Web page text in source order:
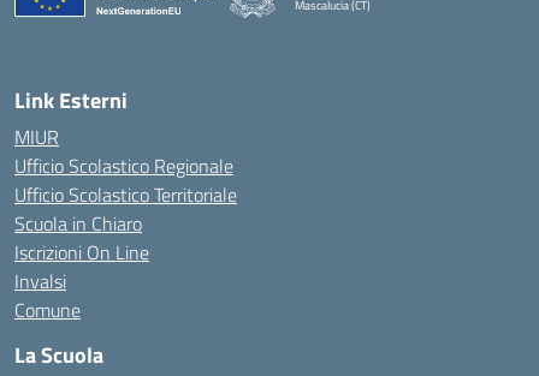
Mascalucia (CT)
Link Esterni
MIUR
Ufficio Scolastico Regionale
Ufficio Scolastico Territoriale
Scuola in Chiaro
Iscrizioni On Line
Invalsi
Comune
La Scuola